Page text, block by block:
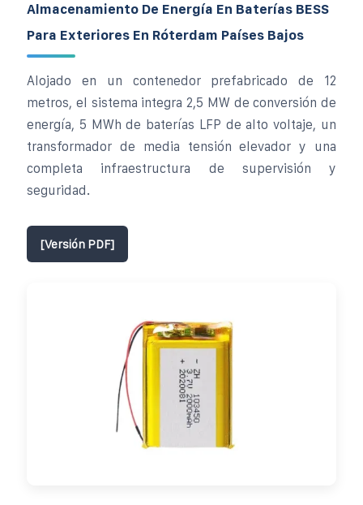
Almacenamiento De Energía En Baterías BESS
Para Exteriores En Róterdam Países Bajos
Alojado en un contenedor prefabricado de 12
metros, el sistema integra 2,5 MW de conversión de
energía, 5 MWh de baterías LFP de alto voltaje, un
transformador de media tensión elevador y una
completa infraestructura de supervisión y
seguridad.
[Versión PDF]